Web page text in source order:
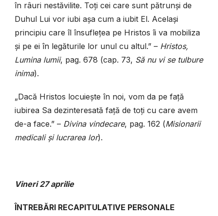
în râuri nestăvilite. Toți cei care sunt pătrunși de
Duhul Lui vor iubi așa cum a iubit El. Același
principiu care îl însuflețea pe Hristos îi va mobiliza
și pe ei în legăturile lor unul cu altul.” – Hristos,
Lumina lumii, pag. 678 (cap. 73, Să nu vi se tulbure
inima).
„Dacă Hristos locuiește în noi, vom da pe față
iubirea Sa dezinteresată față de toți cu care avem
de-a face.” – Divina vindecare, pag. 162 (Misionarii
medicali și lucrarea lor).
Vineri27 aprilie
ÎNTREBĂRI RECAPITULATIVE PERSONALE